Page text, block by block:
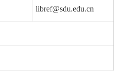
libref@sdu.edu.cn